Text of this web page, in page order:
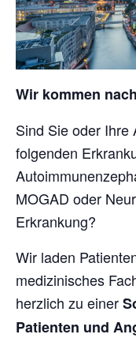
Wir kommen
Sind Sie oder Ihre
folgenden
MOGAD oder
Erkrankung?
Wir laden
medizinisches
herzlich zu einer
Patienten und